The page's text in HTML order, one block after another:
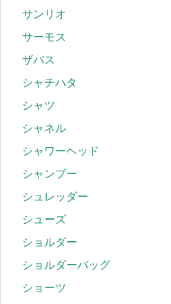
サンリオ
サーモス
ザバス
シャチハタ
シャツ
シャネル
シャワーヘッド
シャンプー
シュレッダー
シューズ
ショルダー
ショルダーバッグ
ショーツ